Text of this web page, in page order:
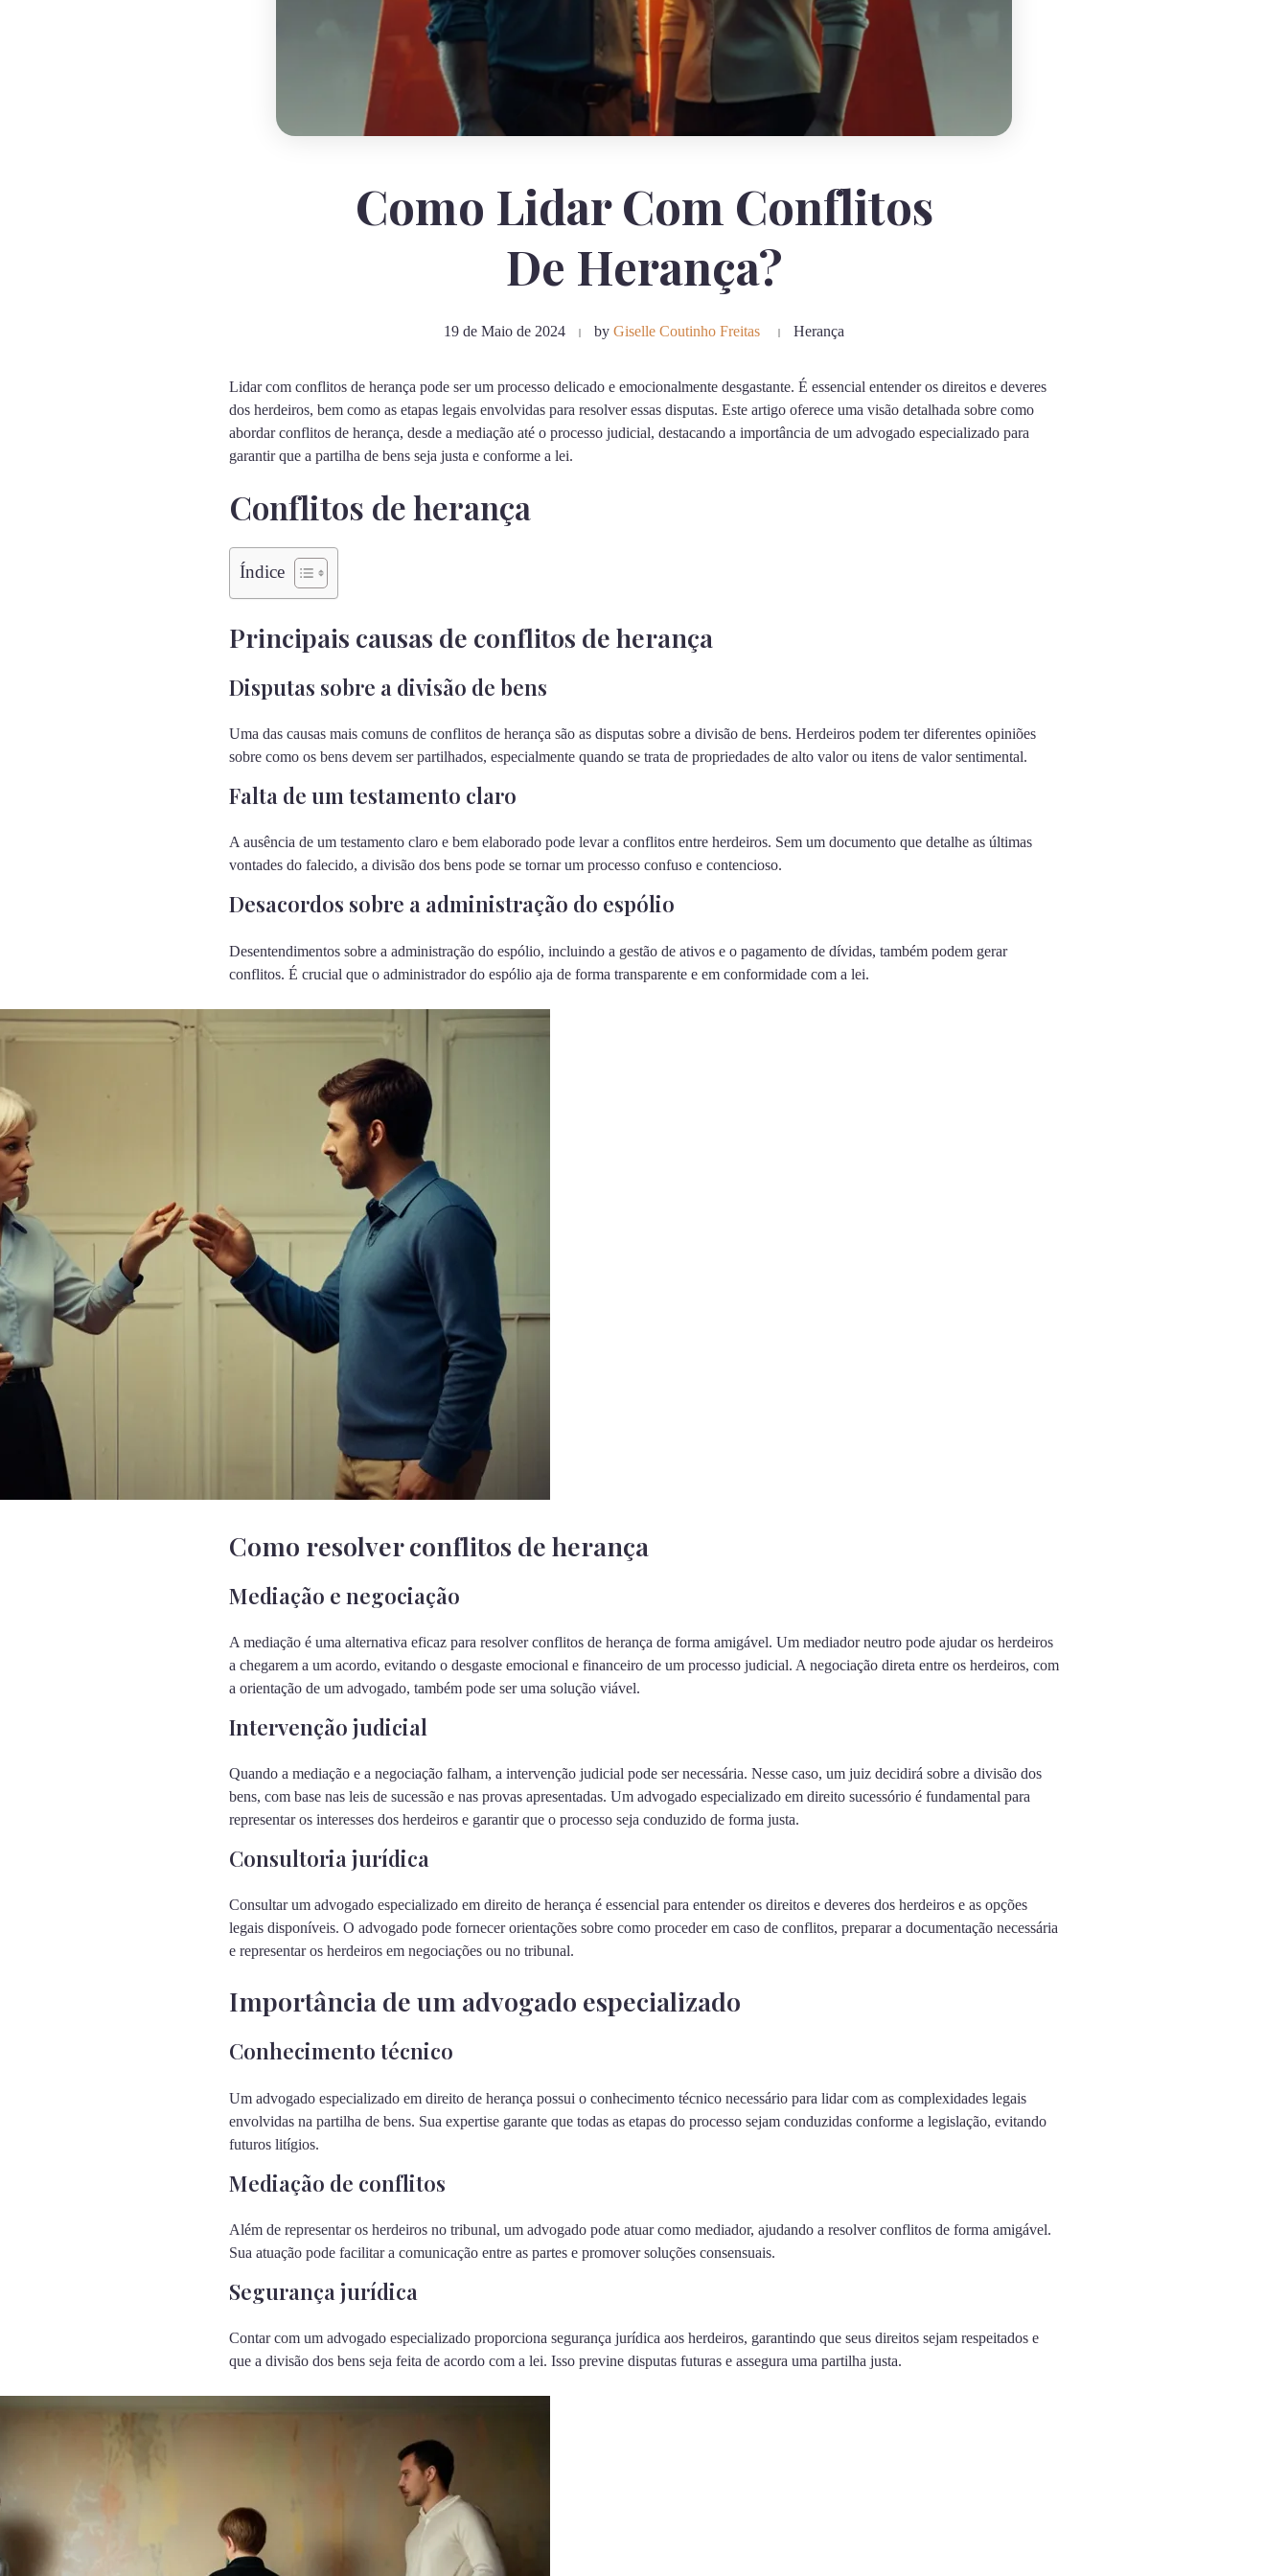
Como Lidar Com Conflitos
De Herança?
19 de Maio de 2024 by Giselle Coutinho Freitas Herança
Lidar com conflitos de herança pode ser um processo delicado e emocionalmente desgastante. É essencial entender os direitos e deveres
dos herdeiros, bem como as etapas legais envolvidas para resolver essas disputas. Este artigo oferece uma visão detalhada sobre como
abordar conflitos de herança, desde a mediação até o processo judicial, destacando a importância de um advogado especializado para
garantir que a partilha de bens seja justa e conforme a lei.
Conflitos de herança
Índice
Principais causas de conflitos de herança
Disputas sobre a divisão de bens
Uma das causas mais comuns de conflitos de herança são as disputas sobre a divisão de bens. Herdeiros podem ter diferentes opiniões
sobre como os bens devem ser partilhados, especialmente quando se trata de propriedades de alto valor ou itens de valor sentimental.
Falta de um testamento claro
A ausência de um testamento claro e bem elaborado pode levar a conflitos entre herdeiros. Sem um documento que detalhe as últimas
vontades do falecido, a divisão dos bens pode se tornar um processo confuso e contencioso.
Desacordos sobre a administração do espólio
Desentendimentos sobre a administração do espólio, incluindo a gestão de ativos e o pagamento de dívidas, também podem gerar
conflitos. É crucial que o administrador do espólio aja de forma transparente e em conformidade com a lei.
Como resolver conflitos de herança
Mediação e negociação
A mediação é uma alternativa eficaz para resolver conflitos de herança de forma amigável. Um mediador neutro pode ajudar os herdeiros
a chegarem a um acordo, evitando o desgaste emocional e financeiro de um processo judicial. A negociação direta entre os herdeiros, com
a orientação de um advogado, também pode ser uma solução viável.
Intervenção judicial
Quando a mediação e a negociação falham, a intervenção judicial pode ser necessária. Nesse caso, um juiz decidirá sobre a divisão dos
bens, com base nas leis de sucessão e nas provas apresentadas. Um advogado especializado em direito sucessório é fundamental para
representar os interesses dos herdeiros e garantir que o processo seja conduzido de forma justa.
Consultoria jurídica
Consultar um advogado especializado em direito de herança é essencial para entender os direitos e deveres dos herdeiros e as opções
legais disponíveis. O advogado pode fornecer orientações sobre como proceder em caso de conflitos, preparar a documentação necessária
e representar os herdeiros em negociações ou no tribunal.
Importância de um advogado especializado
Conhecimento técnico
Um advogado especializado em direito de herança possui o conhecimento técnico necessário para lidar com as complexidades legais
envolvidas na partilha de bens. Sua expertise garante que todas as etapas do processo sejam conduzidas conforme a legislação, evitando
futuros litígios.
Mediação de conflitos
Além de representar os herdeiros no tribunal, um advogado pode atuar como mediador, ajudando a resolver conflitos de forma amigável.
Sua atuação pode facilitar a comunicação entre as partes e promover soluções consensuais.
Segurança jurídica
Contar com um advogado especializado proporciona segurança jurídica aos herdeiros, garantindo que seus direitos sejam respeitados e
que a divisão dos bens seja feita de acordo com a lei. Isso previne disputas futuras e assegura uma partilha justa.